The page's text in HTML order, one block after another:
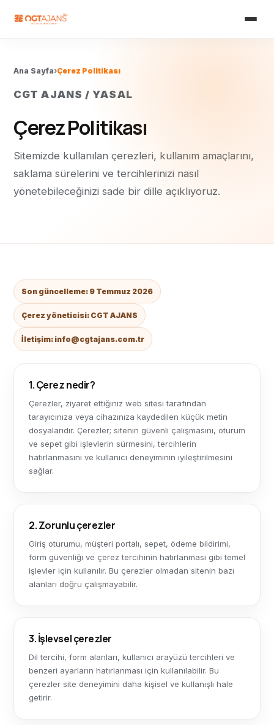
Ana Sayfa›Çerez Politikası
CGT AJANS / YASAL
Çerez Politikası
Sitemizde kullanılan çerezleri, kullanım amaçlarını,
saklama sürelerini ve tercihlerinizi nasıl
yönetebileceğinizi sade bir dille açıklıyoruz.
Son güncelleme: 9 Temmuz 2026
Çerez yöneticisi: CGT AJANS
İletişim: info@cgtajans.com.tr
1. Çerez nedir?
Çerezler, ziyaret ettiğiniz web sitesi tarafından
tarayıcınıza veya cihazınıza kaydedilen küçük metin
dosyalarıdır. Çerezler; sitenin güvenli çalışmasını, oturum
ve sepet gibi işlevlerin sürmesini, tercihlerin
hatırlanmasını ve kullanıcı deneyiminin iyileştirilmesini
sağlar.
2. Zorunlu çerezler
Giriş oturumu, müşteri portalı, sepet, ödeme bildirimi,
form güvenliği ve çerez tercihinin hatırlanması gibi temel
işlevler için kullanılır. Bu çerezler olmadan sitenin bazı
alanları doğru çalışmayabilir.
3. İşlevsel çerezler
Dil tercihi, form alanları, kullanıcı arayüzü tercihleri ve
benzeri ayarların hatırlanması için kullanılabilir. Bu
çerezler site deneyimini daha kişisel ve kullanışlı hale
getirir.